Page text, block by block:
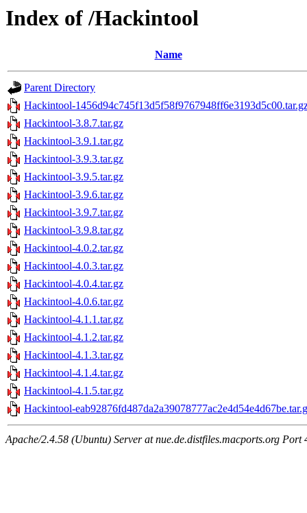
Index of /Hackintool
Name
Parent Directory
Hackintool-
Hackintool-3.8.7.tar.gz
Hackintool-3.9.1.tar.gz
Hackintool-3.9.3.tar.gz
Hackintool-3.9.5.tar.gz
Hackintool-3.9.6.tar.gz
Hackintool-3.9.7.tar.gz
Hackintool-3.9.8.tar.gz
Hackintool-4.0.2.tar.gz
Hackintool-4.0.3.tar.gz
Hackintool-4.0.4.tar.gz
Hackintool-4.0.6.tar.gz
Hackintool-4.1.1.tar.gz
Hackintool-4.1.2.tar.gz
Hackintool-4.1.3.tar.gz
Hackintool-4.1.4.tar.gz
Hackintool-4.1.5.tar.gz
Hackintool-
Apache/2.4.58 (Ubuntu) Server at nue.de.distfiles.macports.org Port